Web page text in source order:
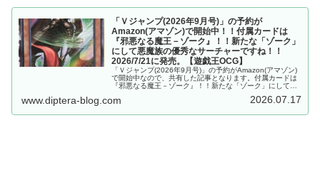
「Ｖジャンプ(2026年9月号)」の予約が
Amazon(アマゾン)で開始中！！付属カードは
『邪悪なる魔王－ゾーク』！！新たな「ゾーク」
にして悪魔族の優秀なサーチャーですね！！
2026/7/21に発売。【遊戯王OCG】
「Ｖジャンプ(2026年9月号)」の予約がAmazon(アマゾン)
で開始中なので、共有した記事となります。付属カードは
『邪悪なる魔王－ゾーク』！！新たな「ゾーク」にして、
【遊戯王OCG】
www.diptera-blog.com 2026.07.17